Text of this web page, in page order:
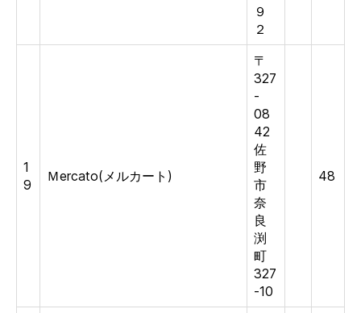
９
２
1
9
Ｍercato(メルカート)
〒
327
-
08
42
佐
野
市
奈
良
渕
町
327
-10
48